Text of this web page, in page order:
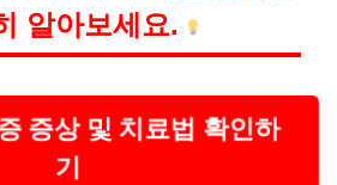
알아보세요.
증상 및 치료법 확인하
기